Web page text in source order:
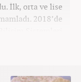
İlk, orta ve lise
2018’de
Sistemleri
‘SEO Editörü’